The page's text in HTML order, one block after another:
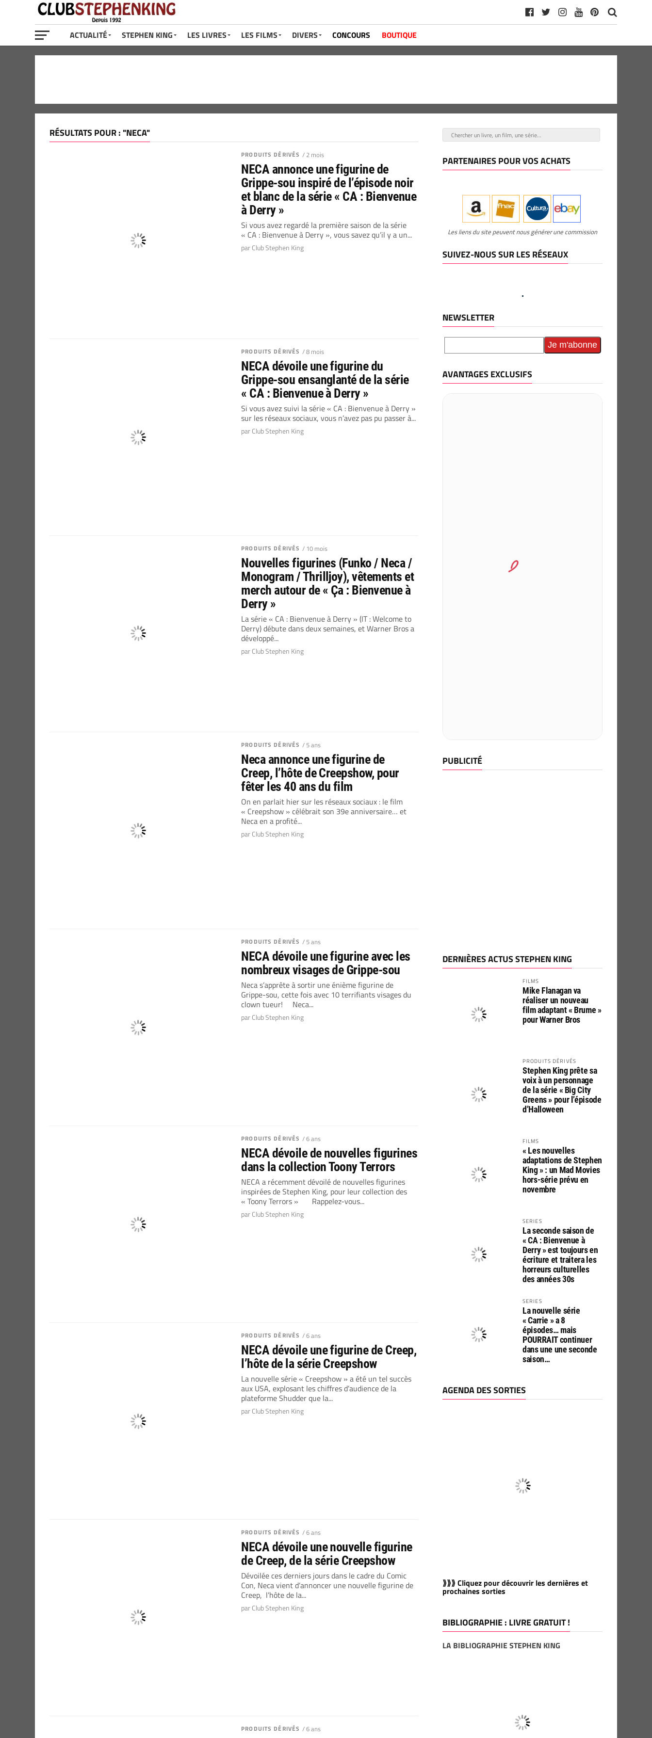
ACTUALITÉ STEPHEN KING LES LIVRES LES FILMS DIVERS CONCOURS BOUTIQUE
RÉSULTATS POUR : "NECA"
PRODUITS DÉRIVÉS / 2 mois
NECA annonce une figurine de
Grippe-sou inspiré de l’épisode noir
et blanc de la série « CA : Bienvenue
à Derry »
Si vous avez regardé la première saison de la série
« CA : Bienvenue à Derry », vous savez qu’il y a un...
par Club Stephen King
PRODUITS DÉRIVÉS / 8 mois
NECA dévoile une figurine du
Grippe-sou ensanglanté de la série
« CA : Bienvenue à Derry »
Si vous avez suivi la série « CA : Bienvenue à Derry »
sur les réseaux sociaux, vous n’avez pas pu passer à...
par Club Stephen King
PRODUITS DÉRIVÉS / 10 mois
Nouvelles figurines (Funko / Neca /
Monogram / Thrilljoy), vêtements et
merch autour de « Ça : Bienvenue à
Derry »
La série « CA : Bienvenue à Derry » (IT : Welcome to
Derry) débute dans deux semaines, et Warner Bros a
développé...
par Club Stephen King
PRODUITS DÉRIVÉS / 5 ans
Neca annonce une figurine de
Creep, l’hôte de Creepshow, pour
fêter les 40 ans du film
On en parlait hier sur les réseaux sociaux : le film
« Creepshow » célébrait son 39e anniversaire… et
Neca en a profité...
par Club Stephen King
PRODUITS DÉRIVÉS / 5 ans
NECA dévoile une figurine avec les
nombreux visages de Grippe-sou
Neca s’apprête à sortir une énième figurine de
Grippe-sou, cette fois avec 10 terrifiants visages du
clown tueur! Neca...
par Club Stephen King
PRODUITS DÉRIVÉS / 6 ans
NECA dévoile de nouvelles figurines
dans la collection Toony Terrors
NECA a récemment dévoilé de nouvelles figurines
inspirées de Stephen King, pour leur collection des
« Toony Terrors » Rappelez-vous...
par Club Stephen King
PRODUITS DÉRIVÉS / 6 ans
NECA dévoile une figurine de Creep,
l’hôte de la série Creepshow
La nouvelle série « Creepshow » a été un tel succès
aux USA, explosant les chiffres d’audience de la
plateforme Shudder que la...
par Club Stephen King
PRODUITS DÉRIVÉS / 6 ans
NECA dévoile une nouvelle figurine
de Creep, de la série Creepshow
Dévoilée ces derniers jours dans le cadre du Comic
Con, Neca vient d’annoncer une nouvelle figurine de
Creep, l’hôte de la...
par Club Stephen King
PRODUITS DÉRIVÉS / 6 ans
PARTENAIRES POUR VOS ACHATS
Les liens du site peuvent nous générer une commission
SUIVEZ-NOUS SUR LES RÉSEAUX
NEWSLETTER
AVANTAGES EXCLUSIFS
PUBLICITÉ
DERNIÈRES ACTUS STEPHEN KING
FILMS
Mike Flanagan va
réaliser un nouveau
film adaptant « Brume »
pour Warner Bros
PRODUITS DÉRIVÉS
Stephen King prête sa
voix à un personnage
de la série « Big City
Greens » pour l’épisode
d’Halloween
FILMS
« Les nouvelles
adaptations de Stephen
King » : un Mad Movies
hors-série prévu en
novembre
SERIES
La seconde saison de
« CA : Bienvenue à
Derry » est toujours en
écriture et traitera les
horreurs culturelles
des années 30s
SERIES
La nouvelle série
« Carrie » a 8
épisodes… mais
POURRAIT continuer
dans une une seconde
saison…
AGENDA DES SORTIES
⟫⟫⟫ Cliquez pour découvrir les dernières et
prochaines sorties
BIBLIOGRAPHIE : LIVRE GRATUIT !
LA BIBLIOGRAPHIE STEPHEN KING